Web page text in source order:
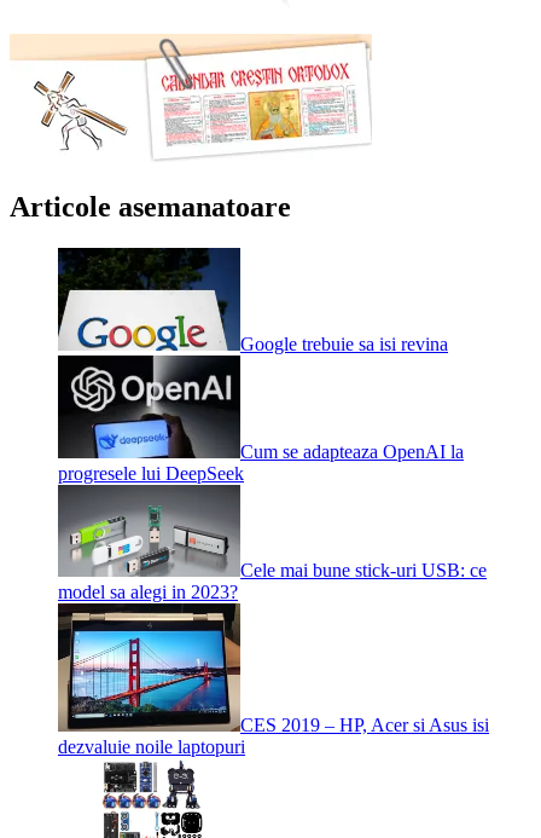
Articole asemanatoare
Google trebuie sa isi revina
Cum se adapteaza OpenAI la
progresele lui DeepSeek
Cele mai bune stick-uri USB: ce
model sa alegi in 2023?
CES 2019 – HP, Acer si Asus isi
dezvaluie noile laptopuri